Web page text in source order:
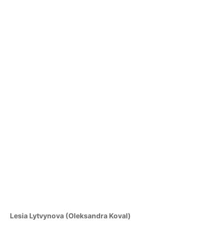
Lesia Lytvynova (Oleksandra Koval)